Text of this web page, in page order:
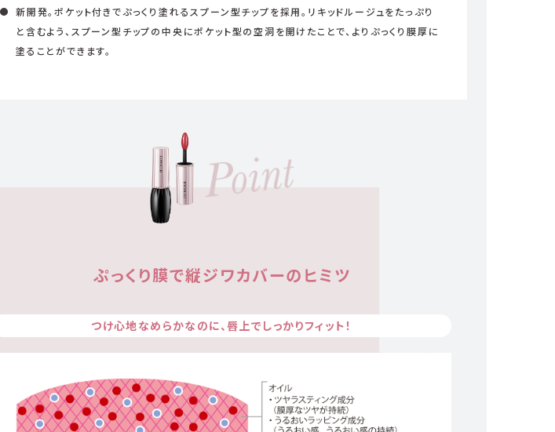
新開発。ポケット付きでぷっくり塗れるスプーン型チップを採用。リキッドルージュをたっぷり
と含むよう、スプーン型チップの中央にポケット型の空洞を開けたことで、よりぷっくり膜厚に
塗ることができます。
ぷっくり膜で縦ジワカバーのヒミツ
つけ心地なめらかなのに、 唇上でしっかりフィット！